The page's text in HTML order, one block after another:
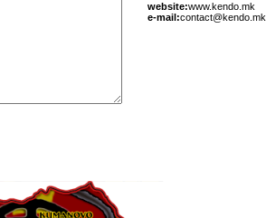
website:www.kendо.mk
e-mail:contact@kendo.mk